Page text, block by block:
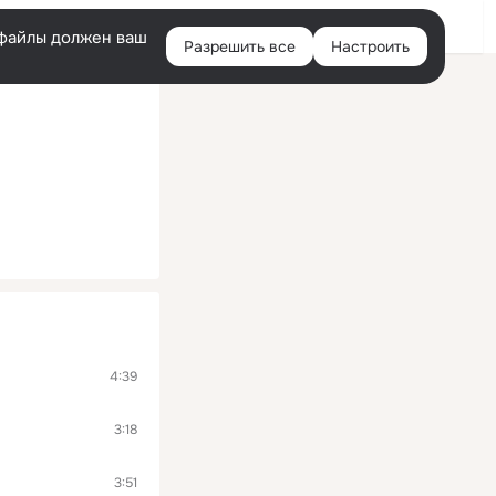
Войти
должен ваш Разрешить все Настроить
4:39
3:18
3:51